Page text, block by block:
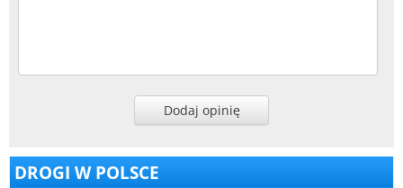
Dodaj opinię
DROGI W POLSCE